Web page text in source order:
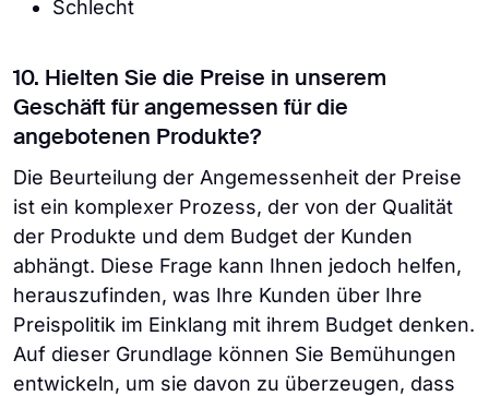
Schlecht
10. Hielten Sie die Preise in unserem
Geschäft für angemessen für die
angebotenen Produkte?
Die Beurteilung der Angemessenheit der Preise
ist ein komplexer Prozess, der von der Qualität
der Produkte und dem Budget der Kunden
abhängt. Diese Frage kann Ihnen jedoch helfen,
herauszufinden, was Ihre Kunden über Ihre
Preispolitik im Einklang mit ihrem Budget denken.
Auf dieser Grundlage können Sie Bemühungen
entwickeln, um sie davon zu überzeugen, dass